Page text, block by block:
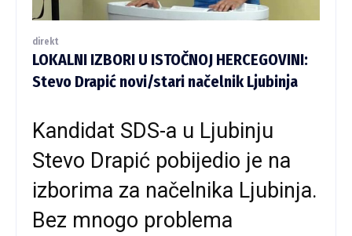
direkt
LOKALNI IZBORI U ISTOČNOJ HERCEGOVINI:
Stevo Drapić novi/stari načelnik Ljubinja
Kandidat SDS-a u Ljubinju
Stevo Drapić pobijedio je na
izborima za načelnika Ljubinja.
Bez mnogo problema